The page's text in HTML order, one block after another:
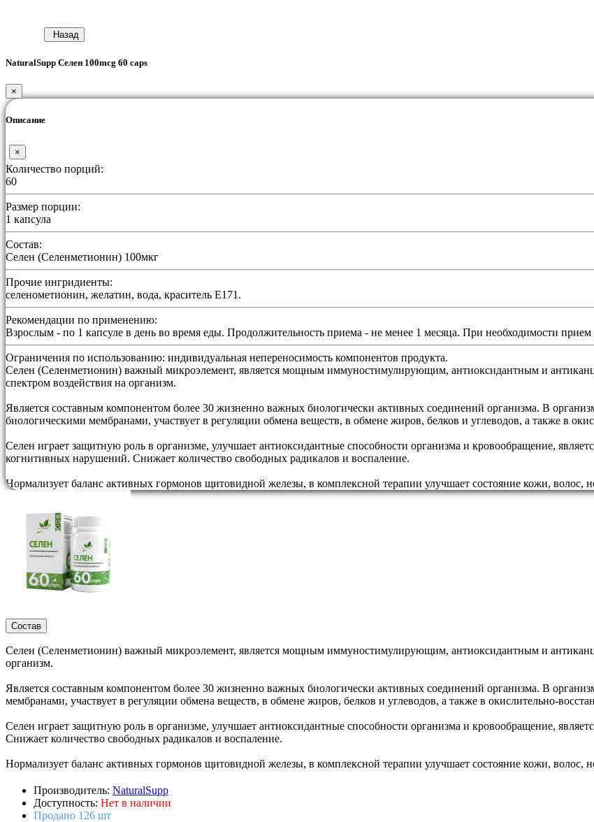
Назад
NaturalSupp Селен 100mcg 60 caps
×
Описание
×
Количество порций:
60
Размер порции:
1 капсула
Состав:
Селен (Селенметионин) 100мкг
Прочие ингридиенты:
селенометионин, желатин, вода, краситель Е171.
Рекомендации по применению:
Взрослым - по 1 капсуле в день во время еды. Продолжительность приема - не менее 1 месяца. При необходимости
Ограничения по использованию: индивидуальная непереносимость компонентов продукта.
Селен (Селенметионин) важный микроэлемент, является мощным иммуностимулирующим, антиоксидантным и
спектром воздействия на организм.
Является составным компонентом более 30 жизненно важных биологически активных соединений организма. В
биологическими мембранами, участвует в регуляции обмена веществ, в обмене жиров, белков и углеводов, а также в
Селен играет защитную роль в организме, улучшает антиоксидантные способности организма и кровообращение,
когнитивных нарушений. Снижает количество свободных радикалов и воспаление.
Нормализует баланс активных гормонов щитовидной железы, в комплексной терапии улучшает состояние кожи, волос,
Состав
Селен (Селенметионин) важный микроэлемент, является мощным иммуностимулирующим, антиоксидантным и
организм.
Является составным компонентом более 30 жизненно важных биологически активных соединений организма. В
мембранами, участвует в регуляции обмена веществ, в обмене жиров, белков и углеводов, а также в окислительно-
Селен играет защитную роль в организме, улучшает антиоксидантные способности организма и кровообращение,
Снижает количество свободных радикалов и воспаление.
Нормализует баланс активных гормонов щитовидной железы, в комплексной терапии улучшает состояние кожи, волос,
Производитель: NaturalSupp
Доступность: Нет в наличии
Продано 126 шт